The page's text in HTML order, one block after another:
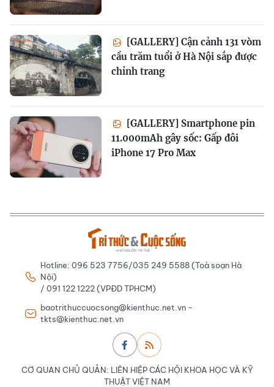
[GALLERY] Cận cảnh 131 vòm
cầu trăm tuổi ở Hà Nội sắp được
chỉnh trang
[GALLERY] Smartphone pin
11.000mAh gây sốc: Gấp đôi
iPhone 17 Pro Max
Hotline: 096 523 7756/035 249 5588 (Toà soạn Hà
Nội)
/ 091 122 1222 (VPĐD TPHCM)
baotrithuccuocsong@kienthuc.net.vn -
tkts@kienthuc.net.vn
CƠ QUAN CHỦ QUẢN: LIÊN HIỆP CÁC HỘI KHOA HỌC VÀ KỸ
THUẬT VIỆT NAM